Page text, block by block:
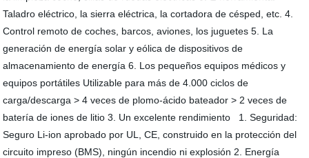
Taladro eléctrico, la sierra eléctrica, la cortadora de césped, etc. 4.
Control remoto de coches, barcos, aviones, los juguetes 5. La
generación de energía solar y eólica de dispositivos de
almacenamiento de energía 6. Los pequeños equipos médicos y
equipos portátiles Utilizable para más de 4.000 ciclos de
carga/descarga > 4 veces de plomo-ácido bateador > 2 veces de
batería de iones de litio 3. Un excelente rendimiento 1. Seguridad:
Seguro Li-ion aprobado por UL, CE, construido en la protección del
circuito impreso (BMS), ningún incendio ni explosión 2. Energía